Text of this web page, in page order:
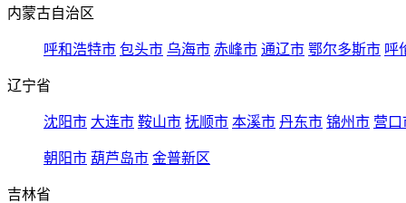
内蒙古自治区
呼和浩特市 包头市 乌海市 赤峰市 通辽市 鄂尔多斯市 呼
辽宁省
沈阳市 大连市 鞍山市 抚顺市 本溪市 丹东市 锦州市 营口
朝阳市 葫芦岛市 金普新区
吉林省